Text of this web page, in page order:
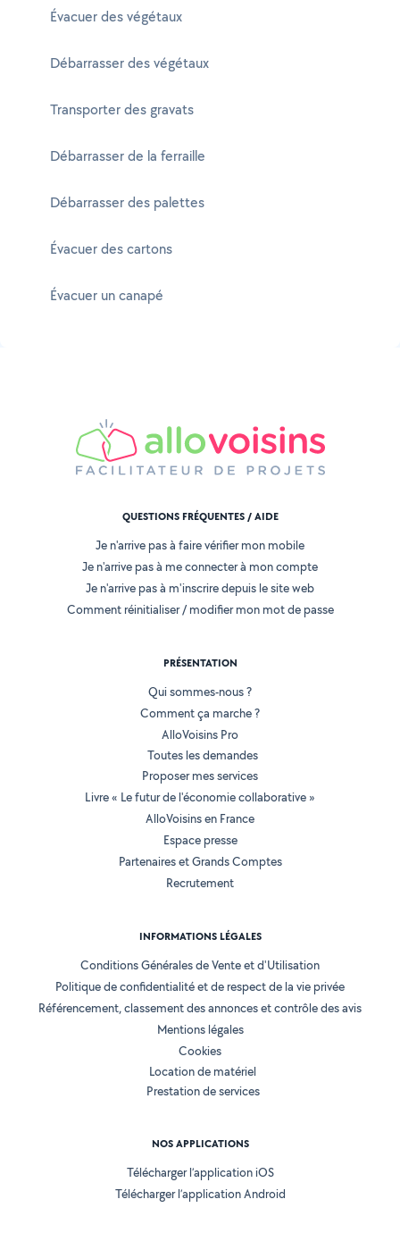
Évacuer des végétaux
Débarrasser des végétaux
Transporter des gravats
Débarrasser de la ferraille
Débarrasser des palettes
Évacuer des cartons
Évacuer un canapé
QUESTIONS FRÉQUENTES / AIDE
Je n'arrive pas à faire vérifier mon mobile
Je n'arrive pas à me connecter à mon compte
Je n'arrive pas à m'inscrire depuis le site web
Comment réinitialiser / modifier mon mot de passe
PRÉSENTATION
Qui sommes-nous ?
Comment ça marche ?
AlloVoisins Pro
Toutes les demandes
Proposer mes services
Livre « Le futur de l'économie collaborative »
AlloVoisins en France
Espace presse
Partenaires et Grands Comptes
Recrutement
INFORMATIONS LÉGALES
Conditions Générales de Vente et d'Utilisation
Politique de confidentialité et de respect de la vie privée
Référencement, classement des annonces et contrôle des avis
Mentions légales
Cookies
Location de matériel
Prestation de services
NOS APPLICATIONS
Télécharger l’application iOS
Télécharger l’application Android